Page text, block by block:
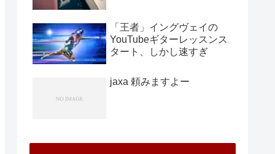
「王者」イングヴェイの
YouTubeギターレッスンス
タート、しかし速すぎ
jaxa 頼みますよー